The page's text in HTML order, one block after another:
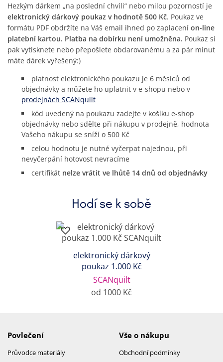
Hezkým dárkem „na poslední chvíli“ nebo milou pozorností je
elektronický dárkový poukaz v hodnotě 500 Kč. Poukaz ve
formátu PDF obdržíte na Váš email ihned po zaplacení on-line
platební kartou. Platba na dobírku není umožněna. Poukaz si
pak vytisknete nebo přepošlete obdarovanému a za pár minut
máte dárek vyřešený:)
platnost elektronického poukazu je 6 měsíců od
objednávky a můžete ho uplatnit v e-shopu nebo v
prodejnách SCANquilt
kód uvedený na poukazu zadejte v košíku e-shop
objednávky nebo sdělte při nákupu v prodejně, hodnota
Vašeho nákupu se sníží o 500 Kč
celou hodnotu je nutné vyčerpat najednou, při
nevyčerpání hotovost nevracíme
certifikát nelze vrátit ve lhůtě 14 dnů od objednávky
Hodí se k sobě
elektronický dárkový
poukaz 1.000 Kč
SCANquilt
od 1000 Kč
Povlečení
Průvodce materiály
Vše o nákupu
Obchodní podmínky